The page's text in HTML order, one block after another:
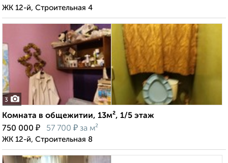
ЖК 12-й, Строительная 4
3
Комната в общежитии, 13м², 1/5 этаж
750 000 ₽ 57 700 ₽ за м²
ЖК 12-й, Строительная 8